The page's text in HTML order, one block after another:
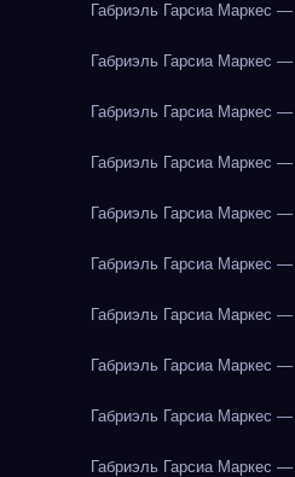
Габриэль Гарсиа Маркес
Габриэль Гарсиа Маркес
Габриэль Гарсиа Маркес
Габриэль Гарсиа Маркес
Габриэль Гарсиа Маркес
Габриэль Гарсиа Маркес
Габриэль Гарсиа Маркес
Габриэль Гарсиа Маркес
Габриэль Гарсиа Маркес
Габриэль Гарсиа Маркес